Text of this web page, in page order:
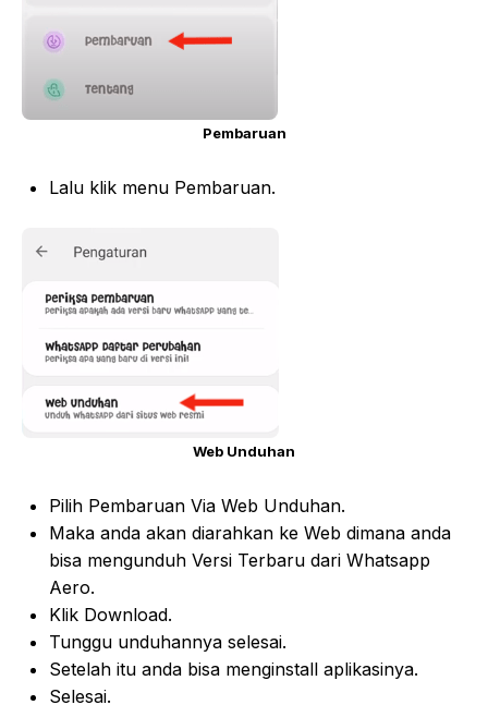
Pembaruan
Lalu klik menu Pembaruan.
Web Unduhan
Pilih Pembaruan Via Web Unduhan.
Maka anda akan diarahkan ke Web dimana anda
bisa mengunduh Versi Terbaru dari Whatsapp
Aero.
Klik Download.
Tunggu unduhannya selesai.
Setelah itu anda bisa menginstall aplikasinya.
Selesai.